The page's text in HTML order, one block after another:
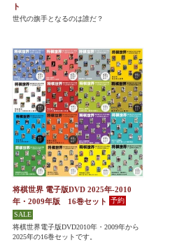
ト
世代の旗手となるのは誰だ？
将棋世界 電子版DVD 2025年-2010
年・2009年版 16巻セット
将棋世界電子版DVD2010年・2009年から
2025年の16巻セットです。